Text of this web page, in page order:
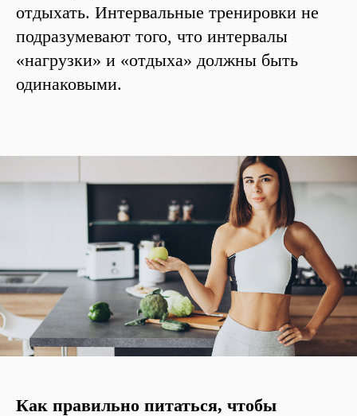
отдыхать. Интервальные тренировки не
подразумевают того, что интервалы
«нагрузки» и «отдыха» должны быть
одинаковыми.
Как правильно питаться, чтобы